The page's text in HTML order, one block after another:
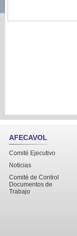
AFECAVOL
Comité Ejecutivo
Noticias
Comité de Control
Documentos de
Trabajo